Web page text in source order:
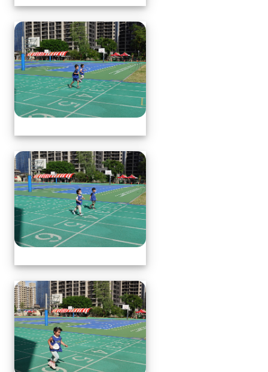
體育表演會(全員賽跑會前賽)
體育表演會(全員賽跑會前賽)
體育表演會(全員賽跑會前賽)